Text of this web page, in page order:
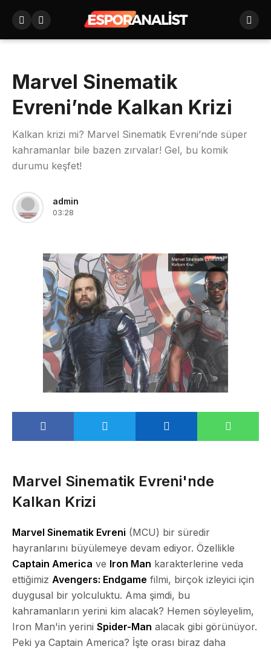
Marvel Sinematik
Evreni’nde Kalkan Krizi
Kalkan krizi mi? Marvel Sinematik Evreni’nde süper
kahramanlar bile bazen zırvalar! Gel, bu komik
durumu keşfet!
admin
03:28
Marvel Sinematik Evreni'nde
Kalkan Krizi
Marvel Sinematik Evreni (MCU) bir süredir
hayranlarını büyülemeye devam ediyor. Özellikle
Captain America ve Iron Man karakterlerine veda
ettiğimiz Avengers: Endgame filmi, birçok izleyici için
duygusal bir yolculuktu. Ama şimdi, bu
kahramanların yerini kim alacak? Hemen söyleyelim,
Iron Man'in yerini Spider-Man alacak gibi görünüyor.
Peki ya Captain America? İşte orası biraz daha